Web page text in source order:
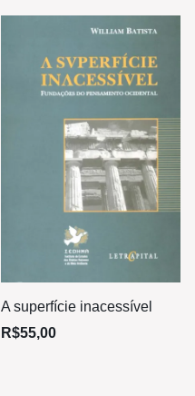
A superfície inacessível
R$55,00